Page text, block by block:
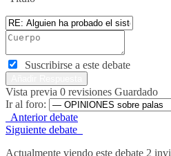
Suscribirse a este debate
Vista previa 0 revisiones Guardado
Ir al foro:
Anterior debate
Siguiente debate
Actualmente viendo este debate 2